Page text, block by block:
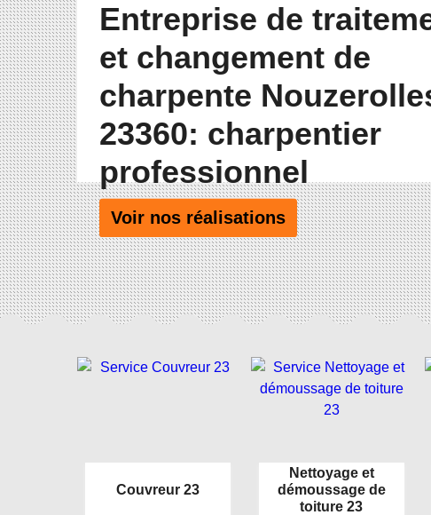
Entreprise de
et changement de
charpente
23360: charpentier
professionnel
Voir nos réalisations
Couvreur 23
Nettoyage et
démoussage de
toiture 23